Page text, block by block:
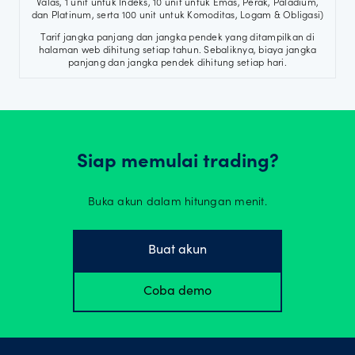
Valas, 1 unit untuk Indeks, 10 unit untuk Emas, Perak, Paladium,
dan Platinum, serta 100 unit untuk Komoditas, Logam & Obligasi)
Tarif jangka panjang dan jangka pendek yang ditampilkan di
halaman web dihitung setiap tahun. Sebaliknya, biaya jangka
panjang dan jangka pendek dihitung setiap hari.
Siap memulai trading?
Buka akun dalam hitungan menit.
Buat akun
Coba demo